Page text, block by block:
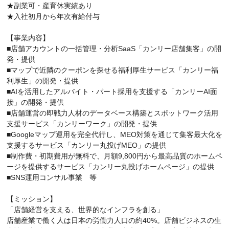
★副業可・産育休実績あり
★入社初月から年次有給付与
【事業内容】
■店舗アカウントの一括管理・分析SaaS「カンリー店舗集客」の開
発・提供
■マップで近隣のクーポンを探せる福利厚生サービス「カンリー福
利厚生」の開発・提供
■AIを活用したアルバイト・パート採用を支援する「カンリーAI面
接」の開発・提供
■店舗運営の即戦力人材のデータベース構築とスポットワーク活用
支援サービス「カンリーワーク」の開発・提供
■Googleマップ運用を完全代行し、MEO対策を通じて集客最大化を
支援するサービス「カンリー丸投げMEO」の提供
■制作費・初期費用が無料で、月額9,800円から最高品質のホームペ
ージを提供するサービス「カンリー丸投げホームページ」の提供
■SNS運用コンサル事業 等
【ミッション】
「店舗経営を支える、世界的なインフラを創る」
店舗産業で働く人は日本の労働力人口の約40%。店舗ビジネスの生